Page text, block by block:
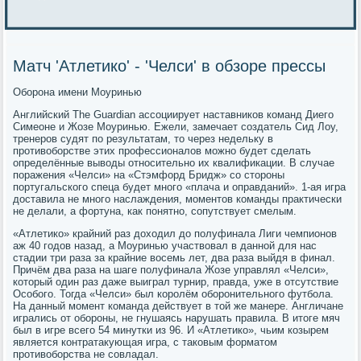
Матч 'Атлетико' - 'Челси' в обзоре прессы
Оборона имени Моуринью
Английский The Guardian ассоциирует наставников команд Диего
Симеоне и Жозе Моуринью. Ежели, замечает создатель Сид Лоу,
тренеров судят по результатам, то через недельку в
противоборстве этих профессионалов можно будет сделать
определённые выводы относительно их квалификации. В случае
поражения «Челси» на «Стэмфорд Бридж» со стороны
португальского спеца будет много «плача и оправданий». 1-ая игра
доставила не много наслаждения, моментов команды практически
не делали, а фортуна, как понятно, сопутствует смелым.
«Атлетико» крайний раз доходил до полуфинала Лиги чемпионов
аж 40 годов назад, а Моуринью участвовал в данной для нас
стадии три раза за крайние восемь лет, два раза выйдя в финал.
Причём два раза на шаге полуфинала Жозе управлял «Челси»,
который один раз даже выиграл турнир, правда, уже в отсутствие
Особого. Тогда «Челси» был королём оборонительного футбола.
На данный момент команда действует в той же манере. Англичане
игрались от обороны, не гнушаясь нарушать правила. В итоге мяч
был в игре всего 54 минутки из 96. И «Атлетико», чьим козырем
является контратакующая игра, с таковым форматом
противоборства не совладал.